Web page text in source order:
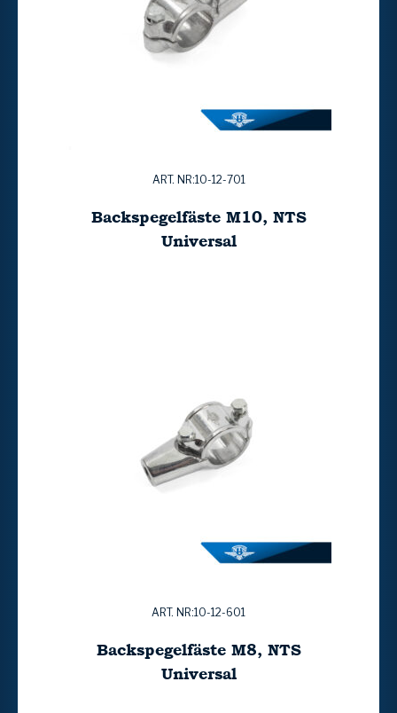
ART. NR:10-12-701
Backspegelfäste M10, NTS
Universal
ART. NR:10-12-601
Backspegelfäste M8, NTS
Universal